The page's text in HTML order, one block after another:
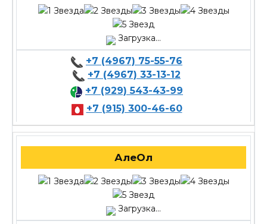
Загрузка...
+7 (4967) 75-55-76
+7 (4967) 33-13-12
+7 (929) 543-43-99
+7 (915) 300-46-60
АлеОл
Загрузка...